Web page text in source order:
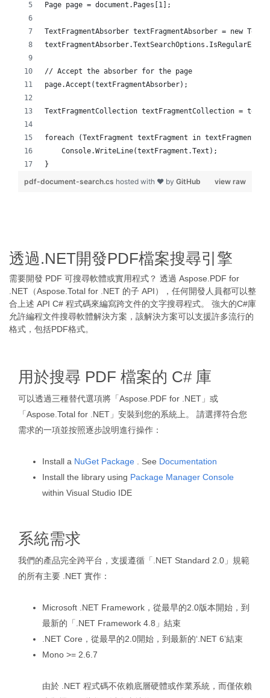
Page page = document.Pages[1];
TextFragmentAbsorber textFragmentAbsorber = new
// Accept the absorber for the page
page.Accept(textFragmentAbsorber);
TextFragmentCollection textFragmentCollection =
foreach (TextFragment textFragment in
    Console.WriteLine(textFragment.Text);
}
view raw
pdf-document-search.cs hosted with ❤ by GitHub
透過.NET開發PDF檔案搜尋引擎
需要開發 PDF 可搜尋軟體或實用程式？ 透過 Aspose.PDF for
.NET（Aspose.Total for .NET 的子 API），任何開發人員都可以整
合上述 API C# 程式碼來編寫跨文件的文字搜尋程式。 強大的C#庫
允許編程文件搜尋軟體解決方案，該解決方案可以支援許多流行的
格式，包括PDF格式。
用於搜尋 PDF 檔案的 C# 庫
可以透過三種替代選項將「Aspose.PDF for .NET」或
「Aspose.Total for .NET」安裝到您的系統上。 請選擇符合您
需求的一項並按照逐步說明進行操作：
Install a NuGet Package . See Documentation
Install the library using Package Manager Console
within Visual Studio IDE
系統需求
我們的產品完全跨平台，支援遵循「.NET Standard 2.0」規範
的所有主要 .NET 實作：
Microsoft .NET Framework，從最早的2.0版本開始，到
最新的「.NET Framework 4.8」結束
.NET Core，從最早的2.0開始，到最新的‘.NET 6’結束
Mono >= 2.6.7
由於 .NET 程式碼不依賴底層硬體或作業系統，而僅依賴